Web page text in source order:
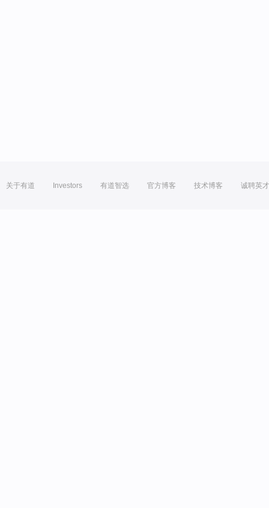
关于有道 Investors 有道智选 官方博客 技术博客 诚聘英才